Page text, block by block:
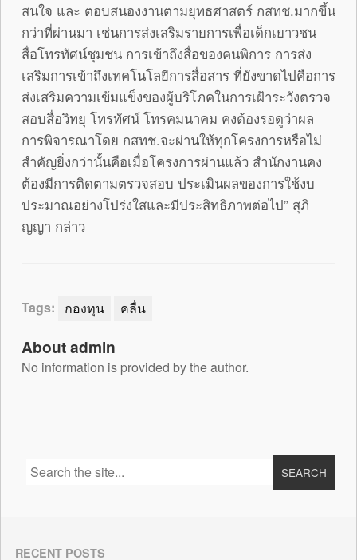
สนใจ และ ตอบสนองงานตามยุทธศาสตร์ กสทช.มากขึ้น
กว่าที่ผ่านมา เช่นการส่งเสริมรายการเพื่อเด็กเยาวชน
สื่อโทรทัศน์ชุมชน การเข้าถึงสื่อของคนพิการ การส่ง
เสริมการเข้าถึงเทคโนโลยีการสื่อสาร ที่ยังขาดไปคือการ
ส่งเสริมความเข้มแข็งของผู้บริโภคในการเฝ้าระวังตรวจ
สอบสื่อวิทยุ โทรทัศน์ โทรคมนาคม คงต้องรอดูว่าผล
การพิจารณาโดย กสทช.จะผ่านให้ทุกโครงการหรือไม่
สำคัญยิ่งกว่านั้นคือเมื่อโครงการผ่านแล้ว สำนักงานคง
ต้องมีการติดตามตรวจสอบ ประเมินผลของการใช้งบ
ประมาณอย่างโปร่งใสและมีประสิทธิภาพต่อไป” สุภิ
ญญา กล่าว
Tags: กองทุน คลื่น
About admin
No information is provided by the author.
RECENT POSTS